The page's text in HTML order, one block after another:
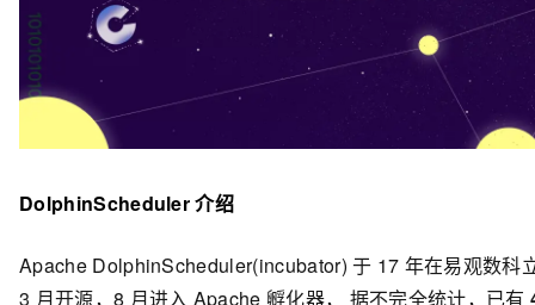
DolphinScheduler介绍
Apache DolphinScheduler(incubator)于 17 年在易观数科
3 月开源，8 月进入 Apache 孵化器， 据不完全统计，已有